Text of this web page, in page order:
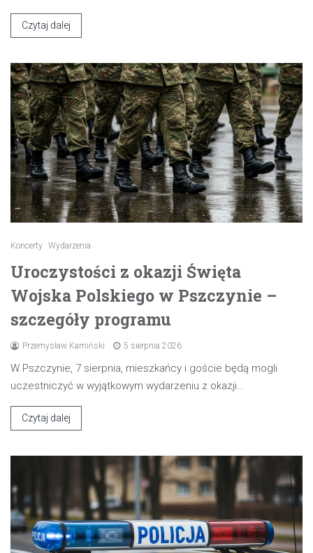
Czytaj dalej
Koncerty Wydarzenia
Uroczystości z okazji Święta
Wojska Polskiego w Pszczynie –
szczegóły programu
Przemysław Kamiński 5 sierpnia 2026
W Pszczynie, 7 sierpnia, mieszkańcy i goście będą mogli
uczestniczyć w wyjątkowym wydarzeniu z okazji…
Czytaj dalej